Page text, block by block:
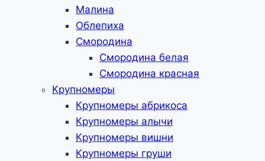
Малина
Облепиха
Смородина
Смородина белая
Смородина красная
Крупномеры
Крупномеры абрикоса
Крупномеры алычи
Крупномеры вишни
Крупномеры груши